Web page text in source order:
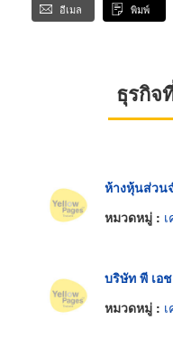
อีเมล พิมพ์
ธุรกิจ
ห้างหุ้นส่วน
หมวดหมู่ :
บริษัท พี เอ
หมวดหมู่ :